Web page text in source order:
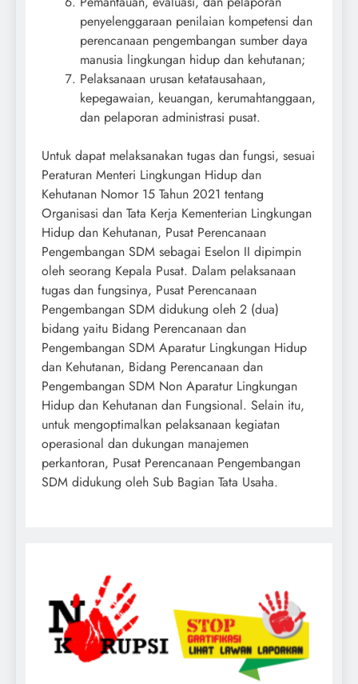
penyelenggaraan penilaian kompetensi dan
perencanaan pengembangan sumber daya
manusia lingkungan hidup dan kehutanan;
Pelaksanaan urusan ketatausahaan,
kepegawaian, keuangan, kerumahtanggaan,
dan pelaporan administrasi pusat.
Untuk dapat melaksanakan tugas dan fungsi, sesuai
Peraturan Menteri Lingkungan Hidup dan
Kehutanan Nomor 15 Tahun 2021 tentang
Organisasi dan Tata Kerja Kementerian Lingkungan
Hidup dan Kehutanan, Pusat Perencanaan
Pengembangan SDM sebagai Eselon II dipimpin
oleh seorang Kepala Pusat. Dalam pelaksanaan
tugas dan fungsinya, Pusat Perencanaan
Pengembangan SDM didukung oleh 2 (dua)
bidang yaitu Bidang Perencanaan dan
Pengembangan SDM Aparatur Lingkungan Hidup
dan Kehutanan, Bidang Perencanaan dan
Pengembangan SDM Non Aparatur Lingkungan
Hidup dan Kehutanan dan Fungsional. Selain itu,
untuk mengoptimalkan pelaksanaan kegiatan
operasional dan dukungan manajemen
perkantoran, Pusat Perencanaan Pengembangan
SDM didukung oleh Sub Bagian Tata Usaha.